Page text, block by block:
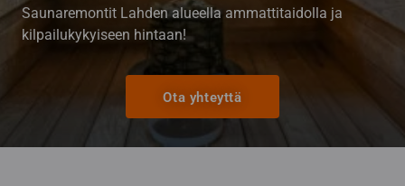
Saunaremontit Lahden alueella ammattitaidolla ja
kilpailukykyiseen hintaan!
Ota yhteyttä